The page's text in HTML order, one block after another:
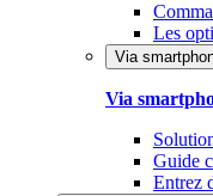
Les
Via
Via
Guide
Entrez